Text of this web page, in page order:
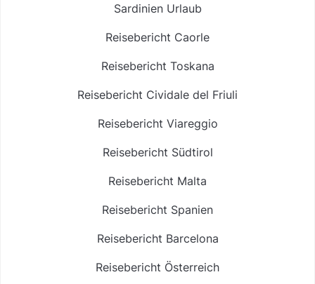
Sardinien Urlaub
Reisebericht Caorle
Reisebericht Toskana
Reisebericht Cividale del Friuli
Reisebericht Viareggio
Reisebericht Südtirol
Reisebericht Malta
Reisebericht Spanien
Reisebericht Barcelona
Reisebericht Österreich